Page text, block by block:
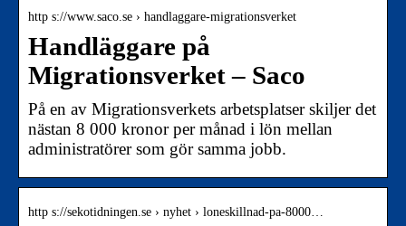
http s://www.saco.se › handlaggare-migrationsverket
Handläggare på
Migrationsverket – Saco
På en av Migrationsverkets arbetsplatser skiljer det
nästan 8 000 kronor per månad i lön mellan
administratörer som gör samma jobb.
http s://sekotidningen.se › nyhet › loneskillnad-pa-8000…